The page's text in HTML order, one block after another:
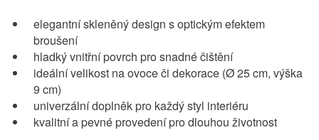
elegantní skleněný design s optickým efektem
broušení
hladký vnitřní povrch pro snadné čištění
ideální velikost na ovoce či dekorace (Ø 25 cm, výška
9 cm)
univerzální doplněk pro každý styl interiéru
kvalitní a pevné provedení pro dlouhou životnost